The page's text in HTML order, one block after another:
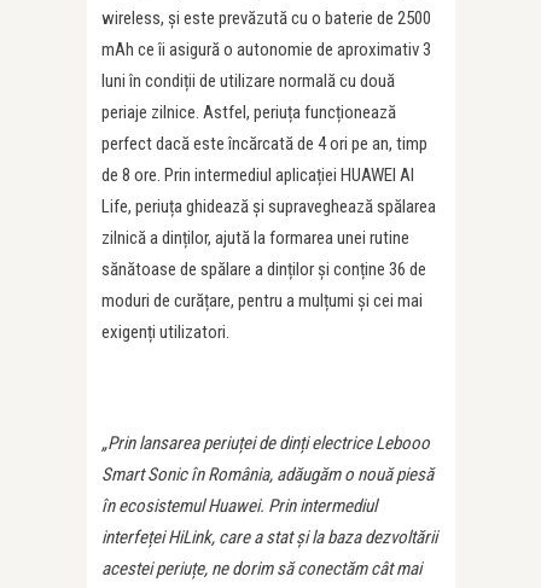
wireless, și este prevăzută cu o baterie de 2500
mAh ce îi asigură o autonomie de aproximativ 3
luni în condiții de utilizare normală cu două
periaje zilnice. Astfel, periuța funcționează
perfect dacă este încărcată de 4 ori pe an, timp
de 8 ore. Prin intermediul aplicației HUAWEI AI
Life, periuța ghidează și supraveghează spălarea
zilnică a dinților, ajută la formarea unei rutine
sănătoase de spălare a dinților și conține 36 de
moduri de curățare, pentru a mulțumi și cei mai
exigenți utilizatori.
„Prin lansarea periuței de dinți electrice Lebooo
Smart Sonic în România, adăugăm o nouă piesă
în ecosistemul Huawei. Prin intermediul
interfeței HiLink, care a statși la baza dezvoltării
acestei periuțe, ne dorim să conectăm cât mai